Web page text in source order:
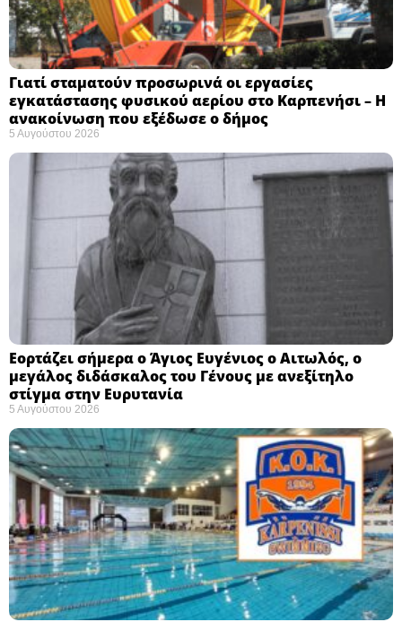
Γιατί σταματούν προσωρινά οι εργασίες
εγκατάστασης φυσικού αερίου στο Καρπενήσι – Η
ανακοίνωση που εξέδωσε ο δήμος
5 Αυγούστου 2026
Εορτάζει σήμερα ο Άγιος Ευγένιος ο Αιτωλός, ο
μεγάλος διδάσκαλος του Γένους με ανεξίτηλο
στίγμα στην Ευρυτανία
5 Αυγούστου 2026